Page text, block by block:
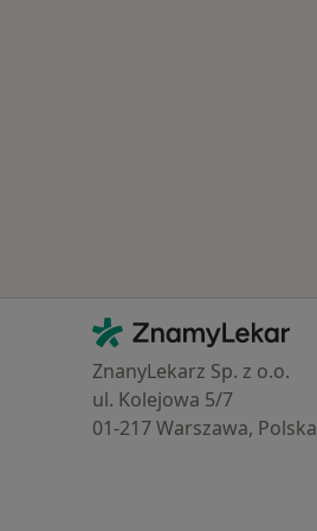
Kontakt
ZnamyLekar - Hlavní stránka
ZnanyLekarz Sp. z o.o.
ul. Kolejowa 5/7
01-217 Warszawa, Polska